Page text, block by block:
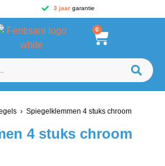
3 jaargarantie
0
› Spiegelklemmen 4 stuks chroom
4 stuks chroom